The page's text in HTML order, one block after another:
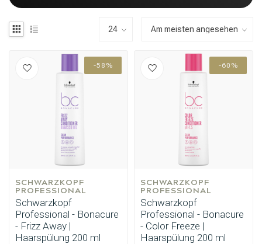
-58%
SCHWARZKOPF
PROFESSIONAL
Schwarzkopf
Professional - Bonacure
- Frizz Away |
Haarspülung 200 ml
-60%
SCHWARZKOPF
PROFESSIONAL
Schwarzkopf
Professional - Bonacure
- Color Freeze |
Haarspülung 200 ml